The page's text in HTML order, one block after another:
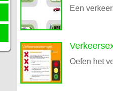
Een
Oefen het